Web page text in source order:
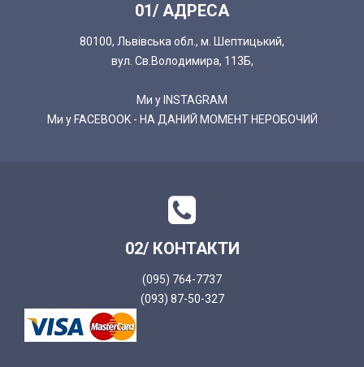
01/ АДРЕСА
80100, Львівська обл., м. Шептицький,
вул. Св.Володимира, 113Б,
Ми у INSTAGRAM
Ми у FACEBOOK - НА ДАНИЙ МОМЕНТ НЕРОБОЧИЙ
02/ КОНТАКТИ
(095) 764-7737
(093) 87-50-327